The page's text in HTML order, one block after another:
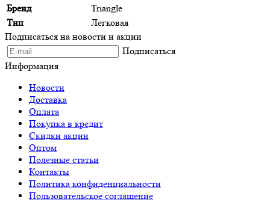
Бренд
Triangle
Тип
Легковая
Подписаться на новости и акции
Подписаться
Информация
Новости
Доставка
Оплата
Покупка в кредит
Скидки акции
Оптом
Полезные статьи
Контакты
Политика конфиденциальности
Пользовательское соглашение